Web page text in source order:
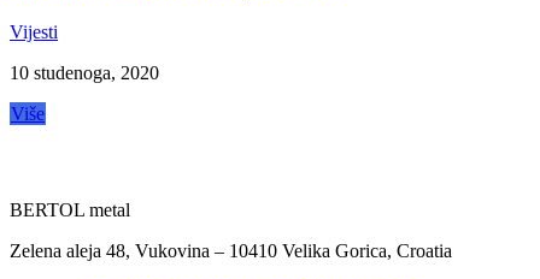
Vijesti
10 studenoga, 2020
Više
BERTOL metal
Zelena aleja 48, Vukovina – 10410 Velika Gorica, Croatia